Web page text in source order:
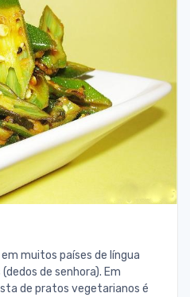
muitos países de língua
de senhora). Em
de pratos vegetarianos é